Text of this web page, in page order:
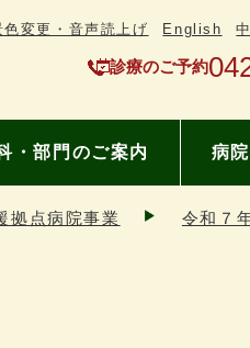
変更・音声読上げ English
診療のご予約
・部門のご案内 病
拠点病院事業 令和７